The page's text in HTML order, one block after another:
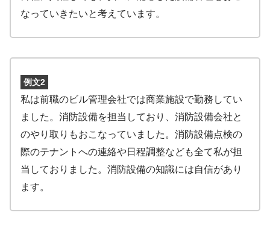
なっていきたいと考えています。
例文2
私は前職のビル管理会社では商業施設で勤務してい
ました。消防設備を担当しており、消防設備会社と
のやり取りもおこなっていました。消防設備点検の
際のテナントへの連絡や日程調整なども全て私が担
当しておりました。消防設備の知識には自信があり
ます。